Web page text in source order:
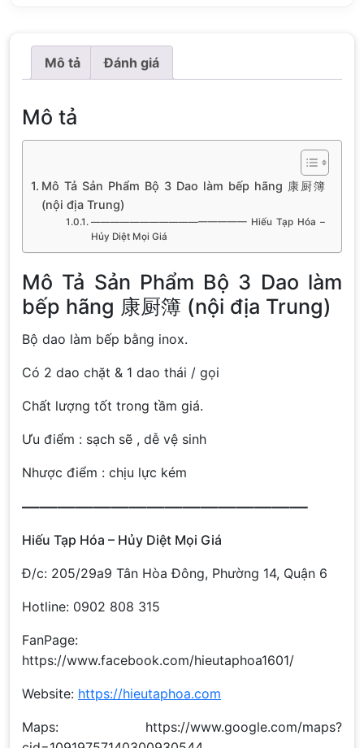
Mô tả Đánh giá
Mô tả
Mô Tả Sản Phẩm Bộ 3 Dao làm bếp hãng 康厨簿
(nội địa Trung)
———————————————— Hiếu Tạp Hóa –
Hủy Diệt Mọi Giá
Mô Tả Sản Phẩm Bộ 3 Dao làm
bếp hãng 康厨簿 (nội địa Trung)
Bộ dao làm bếp bằng inox.
Có 2 dao chặt & 1 dao thái / gọi
Chất lượng tốt trong tầm giá.
Ưu điểm : sạch sẽ , dễ vệ sinh
Nhược điểm : chịu lực kém
————————————————
Hiếu Tạp Hóa – Hủy Diệt Mọi Giá
Đ/c: 205/29a9 Tân Hòa Đông, Phường 14, Quận 6
Hotline: 0902 808 315
FanPage:
https://www.facebook.com/hieutaphoa1601/
Website: https://hieutaphoa.com
Maps: https://www.google.com/maps?